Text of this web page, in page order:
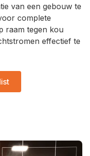
van een gebouw te
complete
raam tegen kou
effectief te